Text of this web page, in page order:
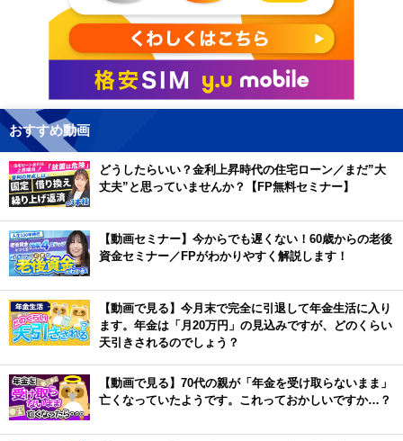
おすすめ動画
どうしたらいい？金利上昇時代の住宅ローン／まだ”大
丈夫”と思っていませんか？【FP無料セミナー】
【動画セミナー】今からでも遅くない！60歳からの老後
資金セミナー／FPがわかりやすく解説します！
【動画で見る】今月末で完全に引退して年金生活に入り
ます。年金は「月20万円」の見込みですが、どのくらい
天引きされるのでしょう？
【動画で見る】70代の親が「年金を受け取らないまま」
亡くなっていたようです。これっておかしいですか…？